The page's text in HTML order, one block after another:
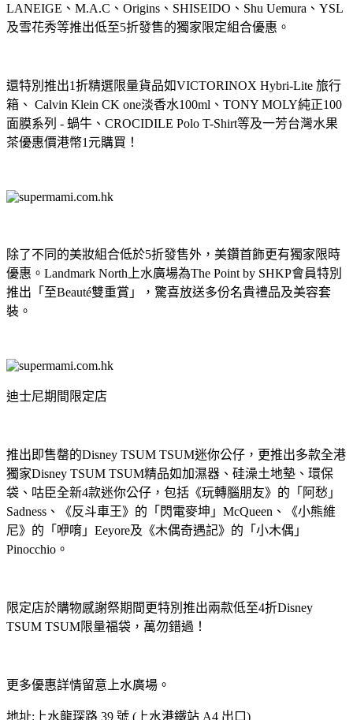
LANEIGE、M.A.C、Origins、SHISEIDO、Shu Uemura、YSL
及雪花秀等推出低至5折發售的獨家限定組合優惠。
還特別推出1折精選限量貨品如VICTORINOX Hybri-Lite 旅行
箱、 Calvin Klein CK one淡香水100ml、TONY MOLY純正100
面膜系列 - 蝸牛、CROCIDILE Polo T-Shirt等及一芳台灣水果
茶優惠價港幣1元購買！
除了不同的美妝組合低於5折發售外，美鑽首飾更有獨家限時
優惠。Landmark North上水廣場為The Point by SHKP會員特別
推出「至Beauté雙重賞」，驚喜放送多份名貴禮品及美容套
裝。
迪士尼期間限定店
推出即售罄的Disney TSUM TSUM迷你公仔，更推出多款全港
獨家Disney TSUM TSUM精品如加濕器、硅澡土地墊、環保
袋、咕臣全新4款迷你公仔，包括《玩轉腦朋友》的「阿愁」
Sadness、《反斗車王》的「閃電麥坤」McQueen、《小熊維
尼》的「咿唷」Eeyore及《木偶奇遇記》的「小木偶」
Pinocchio。
限定店於購物感謝祭期間更特別推出兩款低至4折Disney
TSUM TSUM限量福袋，萬勿錯過！
更多優惠詳情留意上水廣場。
地址:上水龍琛路 39 號 (上水港鐵站 A4 出口)